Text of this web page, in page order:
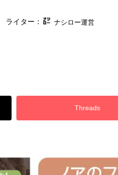
ナシロー運営
Threads